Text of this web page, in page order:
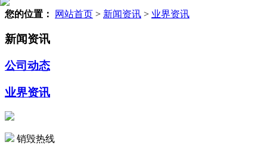
您的位置： 网站首页 > 新闻资讯 > 业界资讯
新闻资讯
公司动态
业界资讯
销毁热线